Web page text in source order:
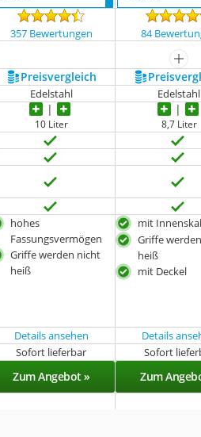
357 Bewertungen 84
Preis­vergleich
Edelstahl Edelstahl
10 Liter 8,7 Liter
hohes
Fassungsvermögen
Griffe werden nicht
heiß
mit
Griffe
heiß
mit Deckel
Details ansehen Details
Sofort lieferbar Sofort
Zum Angebot » Zum